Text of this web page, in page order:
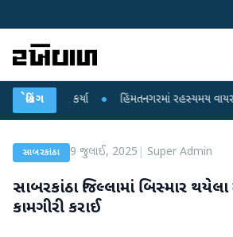
બ્રેકિંગ
કર્યા ● હિંમતનગરમાં રહસ્યમય વાયરસ કે
સાબરકાંઠા 9 જુલાઈ, 2025 Super Admin
સાબરકાંઠા જિલ્લામાં બિસ્માર થયેલા
કામગીરી કરાઈ